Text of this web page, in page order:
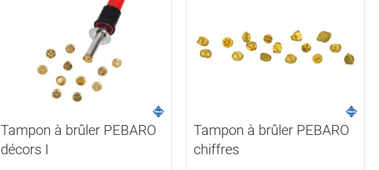
Tampon à brûler PEBARO
décors I
Tampon à brûler PEBARO
chiffres